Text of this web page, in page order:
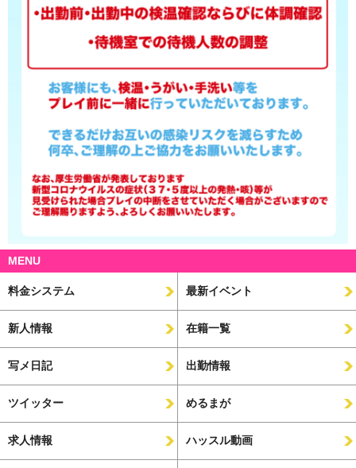
MENU
料金システム 最新イベント
新人情報 在籍一覧
写メ日記 出勤情報
ツイッター めるまが
求人情報 ハッスル動画